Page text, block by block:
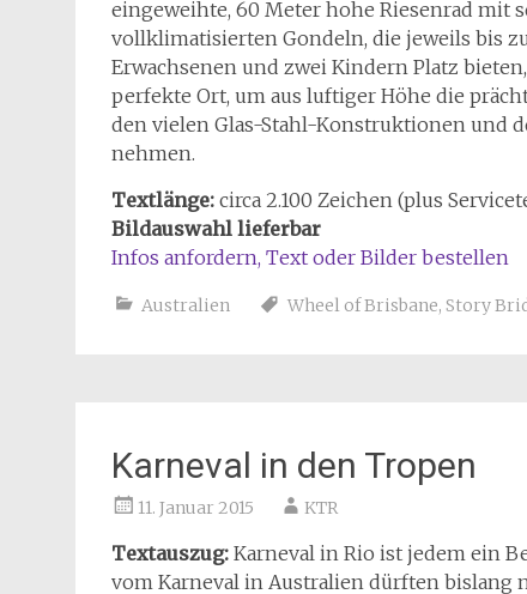
eingeweihte, 60 Meter hohe Riesenrad mit
vollklimatisierten Gondeln, die jeweils bis
Erwachsenen und zwei Kindern Platz
perfekte Ort, um aus luftiger Höhe die
den vielen Glas-Stahl-Konstruktionen und
nehmen.
Textlänge: circa 2.100 Zeichen (plus
Bildauswahl lieferbar
Infos anfordern, Text oder Bilder bestellen
Australien Wheel of Brisbane, Story
Karneval in den Tropen
11. Januar 2015 KTR
Textauszug: Karneval in Rio ist jedem ein
vom Karneval in Australien dürften bislang